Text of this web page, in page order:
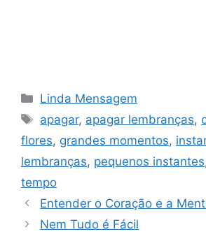
Categorias
Linda Mensagem
Tags
apagar, apagar lembranças,
flores, grandes momentos,
lembranças, pequenos instantes
tempo
Entender o Coração e a
Nem Tudo é Fácil